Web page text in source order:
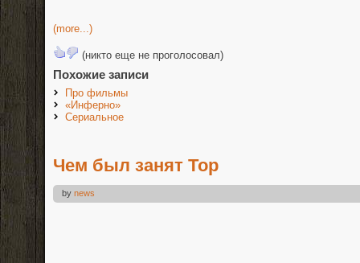
(more...)
(никто еще не проголосовал)
Похожие записи
Про фильмы
«Инферно»
Сериальное
Чем был занят Тор
by news